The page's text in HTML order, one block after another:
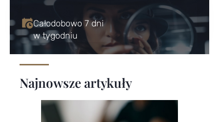
Całodobowo 7 dni
w tygodniu
Najnowsze artykuły